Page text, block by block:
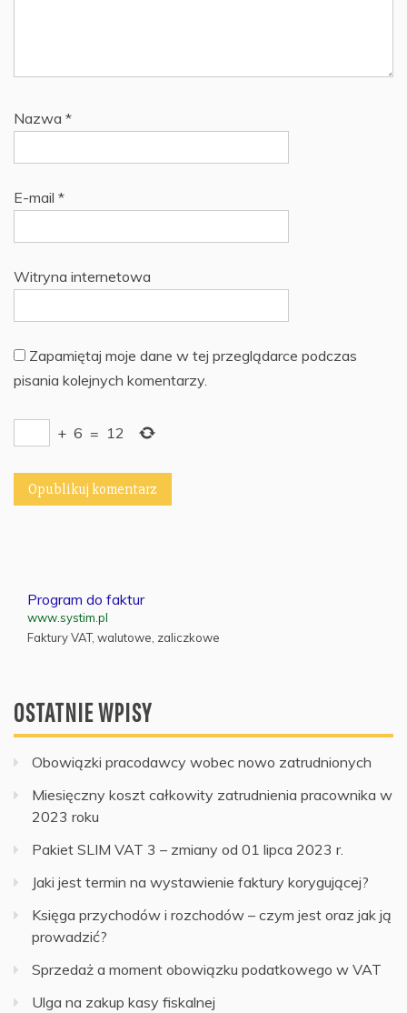
Nazwa *
E-mail *
Witryna internetowa
Zapamiętaj moje dane w tej przeglądarce podczas
pisania kolejnych komentarzy.
+ 6 = 12
Program do faktur
www.systim.pl
Faktury VAT, walutowe, zaliczkowe
OSTATNIE WPISY
Obowiązki pracodawcy wobec nowo zatrudnionych
Miesięczny koszt całkowity zatrudnienia pracownika w
2023 roku
Pakiet SLIM VAT 3 – zmiany od 01 lipca 2023 r.
Jaki jest termin na wystawienie faktury korygującej?
Księga przychodów i rozchodów – czym jest oraz jak ją
prowadzić?
Sprzedaż a moment obowiązku podatkowego w VAT
Ulga na zakup kasy fiskalnej